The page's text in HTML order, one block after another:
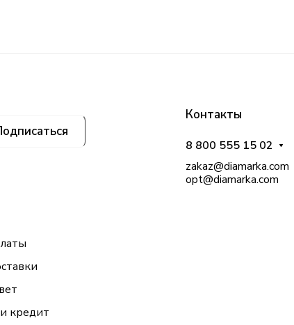
кредит
Контакты
8 800 555 15 02
zakaz@diamarka.com
opt@diamarka.com